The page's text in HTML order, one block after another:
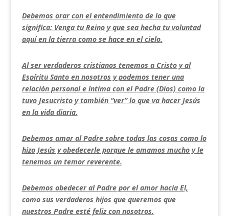
Debemos orar con el entendimiento de lo que
significa: Venga tu Reino y que sea hecha tu voluntad
aquí en la tierra como se hace en el cielo.
Al ser verdaderos cristianos tenemos a Cristo y al
Espíritu Santo en nosotros y podemos tener una
relación personal e íntima con el Padre (Dios) como la
tuvo Jesucristo y también “ver” lo que va hacer Jesús
en la vida diaria.
Debemos amar al Padre sobre todas las cosas como lo
hizo Jesús y obedecerle porque le amamos mucho y le
tenemos un temor reverente.
Debemos obedecer al Padre por el amor hacia El,
como sus verdaderos hijos que queremos que
nuestros Padre esté feliz con nosotros.